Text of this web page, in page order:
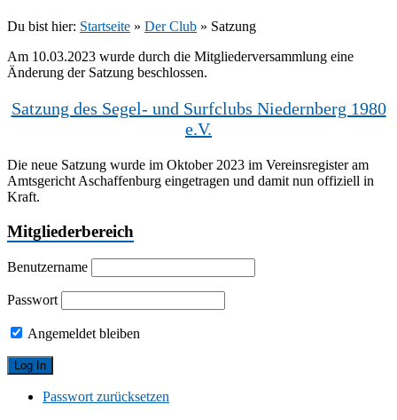
Du bist hier: Startseite » Der Club » Satzung
Am 10.03.2023 wurde durch die Mitgliederversammlung eine
Änderung der Satzung beschlossen.
Satzung des Segel- und Surfclubs Niedernberg 1980
e.V.
Die neue Satzung wurde im Oktober 2023 im Vereinsregister am
Amtsgericht Aschaffenburg eingetragen und damit nun offiziell in
Kraft.
Mitgliederbereich
Benutzername
Passwort
Angemeldet bleiben
Passwort zurücksetzen